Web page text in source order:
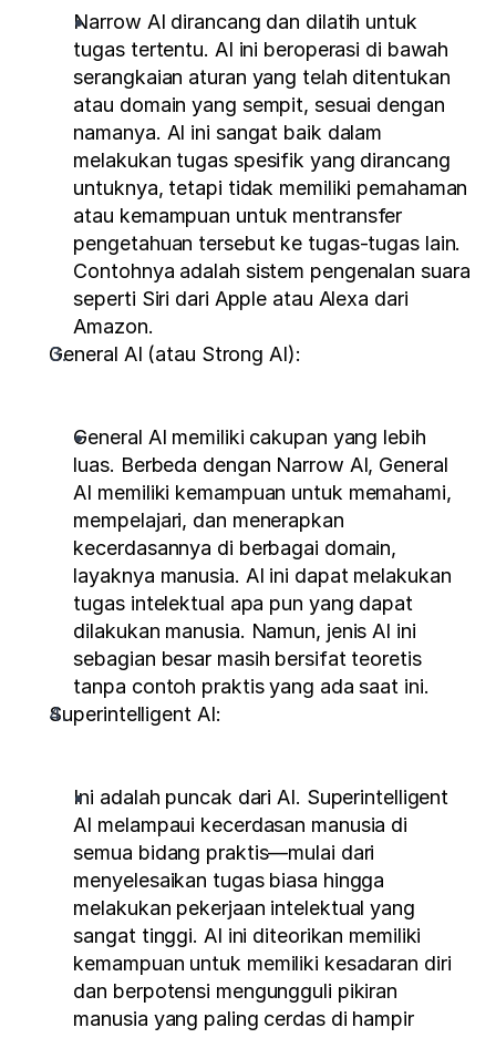
Narrow AI dirancang dan dilatih untuk
tugas tertentu. AI ini beroperasi di bawah
serangkaian aturan yang telah ditentukan
atau domain yang sempit, sesuai dengan
namanya. AI ini sangat baik dalam
melakukan tugas spesifik yang dirancang
untuknya, tetapi tidak memiliki pemahaman
atau kemampuan untuk mentransfer
pengetahuan tersebut ke tugas-tugas lain.
Contohnya adalah sistem pengenalan suara
seperti Siri dari Apple atau Alexa dari
Amazon.
General AI (atau Strong AI):
General AI memiliki cakupan yang lebih
luas. Berbeda dengan Narrow AI, General
AI memiliki kemampuan untuk memahami,
mempelajari, dan menerapkan
kecerdasannya di berbagai domain,
layaknya manusia. AI ini dapat melakukan
tugas intelektual apa pun yang dapat
dilakukan manusia. Namun, jenis AI ini
sebagian besar masih bersifat teoretis
tanpa contoh praktis yang ada saat ini.
Superintelligent AI:
Ini adalah puncak dari AI. Superintelligent
AI melampaui kecerdasan manusia di
semua bidang praktis—mulai dari
menyelesaikan tugas biasa hingga
melakukan pekerjaan intelektual yang
sangat tinggi. AI ini diteorikan memiliki
kemampuan untuk memiliki kesadaran diri
dan berpotensi mengungguli pikiran
manusia yang paling cerdas di hampir